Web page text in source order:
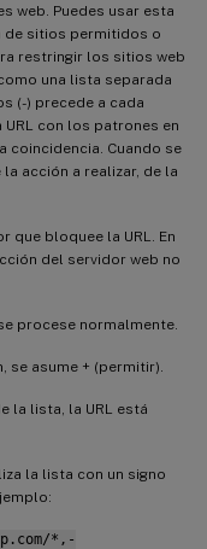
web. Puedes usar esta
de sitios permitidos o
restringir los sitios web
una lista separada
(-) precede a cada
con los patrones en
coincidencia. Cuando se
acción a realizar, de la
que bloquee la URL. En
del servidor web no
procese normalmente.
se asume + (permitir).
la lista, la URL está
la lista con un signo
*,-